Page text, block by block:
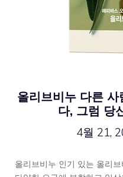
올리브비누 다른
다, 그럼 당
4월 21,
올리브비누 인기 있는 올리